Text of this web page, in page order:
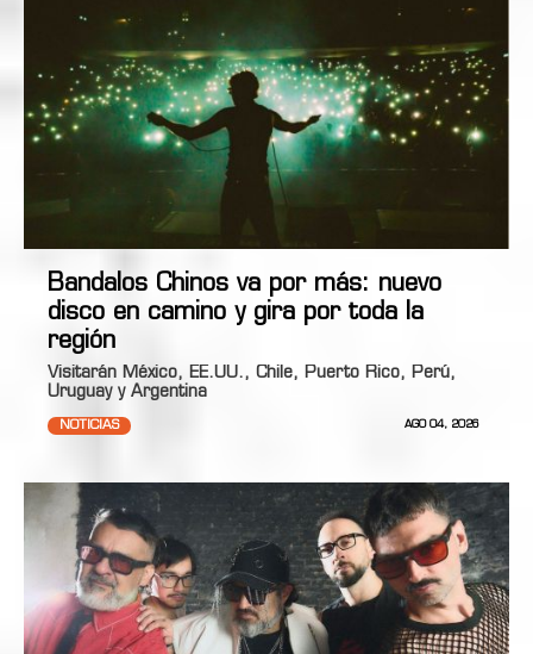
Bandalos Chinos va por más: nuevo
disco en camino y gira por toda la
región
Visitarán México, EE.UU., Chile, Puerto Rico, Perú,
Uruguay y Argentina
NOTICIAS AGO 04, 2026